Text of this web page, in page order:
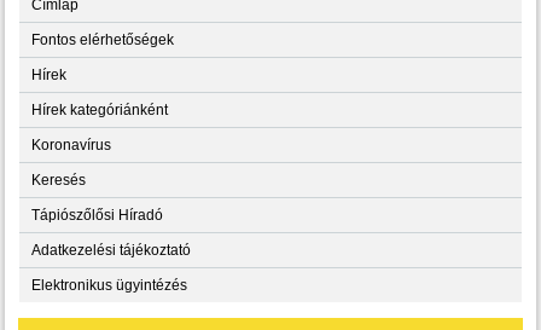
Címlap
Fontos elérhetőségek
Hírek
Hírek kategóriánként
Koronavírus
Keresés
Tápiószőlősi Híradó
Adatkezelési tájékoztató
Elektronikus ügyintézés